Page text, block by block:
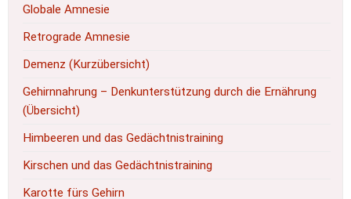
Globale Amnesie
Retrograde Amnesie
Demenz (Kurzübersicht)
Gehirnnahrung – Denkunterstützung durch die Ernährung
(Übersicht)
Himbeeren und das Gedächtnistraining
Kirschen und das Gedächtnistraining
Karotte fürs Gehirn